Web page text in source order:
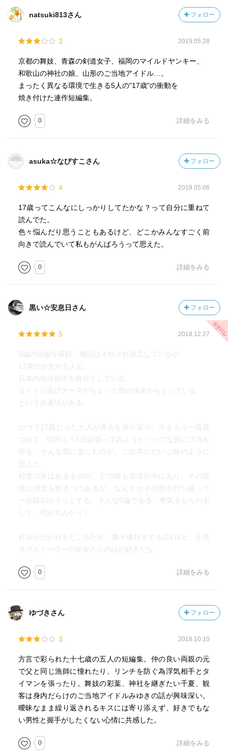
natsuki813さん フォロー
3 2019.05.28
京都の舞妓、青森の剣道女子、福岡のマイルドヤンキー、
和歌山の神社の娘、山形のご当地アイドル…。
まったく異なる環境で生きる5人の"17歳"の衝動を
焼き付けた連作短編集。
0 詳細をみる
asuka☆なびすこさん フォロー
4 2019.05.06
17歳ってこんなにしっかりしてたかな？って自分に重ねて
読んでた。
色々悩んだり思うこともあるけど、どこかみんなすごく前
向きで読んでいて私もがんばろうって思えた。
0 詳細をみる
黒い☆安息日さん フォロー
5 2018.12.27
5編の短編を収録。物語はそれぞれ独立しているが
17歳の少女が主人公、
日本の地方都市を舞台としている、
タイトル及びテーマがちょっと昔の洋楽からとっている、
という共通項がある。
かつて17歳だった大人が過去を振り返り、今をもう一度見
つめて、明日もう1日頑張ってみようか！ってな風に活力を
得る。そんな風に楽しむのが、この本のだいご味のように
思えた。
程度の差はあるものの、どの娘も逆境の中にあり、その逆
境に諦念を抱きつつあるが、なんとかその殻を打ち破って
一歩踏み出そうとする、そんな5編である。勇気をもらわず
して、何が大人かっ！
好みが分かれるところだが、舞子修行をする1話目と、王道
ラブストーリーの巫女さんの話が好きだな。
0 詳細をみる
ゆづきさん フォロー
3 2018.10.10
方言で彩られた十七歳の五人の短編集。仲の良い両親の元
で父と同じ漁師に憧れたり、リンチを防ぐ為浮気相手とタ
イマンを張ったり。舞妓の彩葉、神社を継ぎたい千夏、観
客は身内だらけのご当地アイドルみゆきの話が興味深い。
曖昧なまま繰り返されるキスには寄り添えず、好きでもな
い男性と握手がしたくない心情に共感した。
0 詳細をみる